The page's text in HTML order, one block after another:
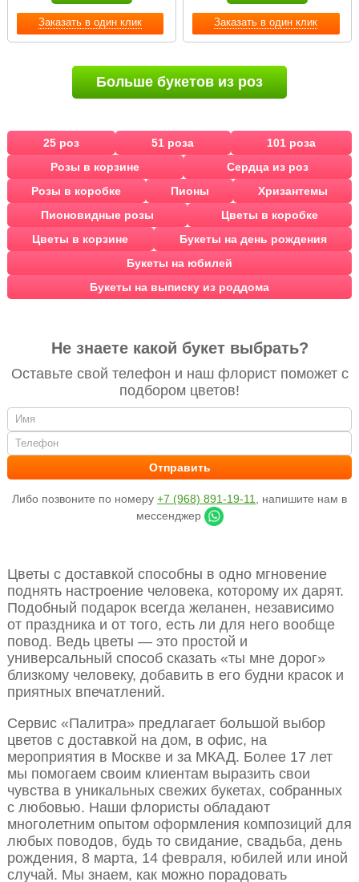
Заказать в один клик Заказать в один клик
Больше букетов из роз
25 роз 51 роза
101 роза
Розы в корзине
Сердца из роз
Розы в коробке
Пионы
Хризантемы
Пионовидные розы
Цветы в коробке
Цветы в корзине
Букеты на день рождения
Букеты на юбилей
Букеты на выписку из роддома
Не знаете какой букет выбрать?
Оставьте свой телефон и наш флорист поможет с
подбором цветов!
Либо позвоните по номеру +7 (968) 891-19-11
, напишите нам в
мессенджер
Цветы с доставкой способны в одно мгновение
поднять настроение человека, которому их дарят.
Подобный подарок всегда желанен, независимо
от праздника и от того, есть ли для него вообще
повод. Ведь цветы — это простой и
универсальный способ сказать «ты мне дорог»
близкому человеку, добавить в его будни красок и
приятных впечатлений.
Сервис «Палитра» предлагает большой выбор
цветов с доставкой на дом, в офис, на
мероприятия в Москве и за МКАД. Более 17 лет
мы помогаем своим клиентам выразить свои
чувства в уникальных свежих букетах, собранных
с любовью. Наши флористы обладают
многолетним опытом оформления композиций для
любых поводов, будь то свидание, свадьба, день
рождения, 8 марта, 14 февраля, юбилей или иной
случай. Мы знаем, как можно порадовать